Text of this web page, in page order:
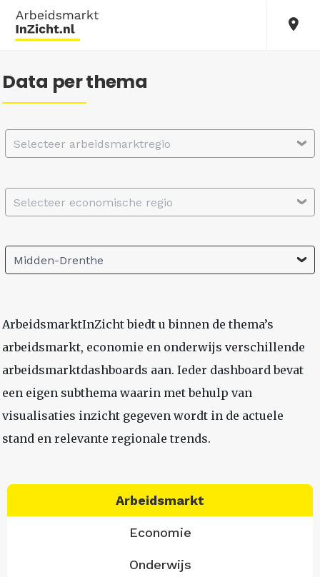
Data per thema
Selecteer arbeidsmarktregio
Selecteer economische regio
Midden-Drenthe
ArbeidsmarktInZicht biedt u binnen de thema’s
arbeidsmarkt, economie en onderwijs verschillende
arbeidsmarktdashboards aan. Ieder dashboard bevat
een eigen subthema waarin met behulp van
visualisaties inzicht gegeven wordt in de actuele
stand en relevante regionale trends.
Arbeidsmarkt
Economie
Onderwijs